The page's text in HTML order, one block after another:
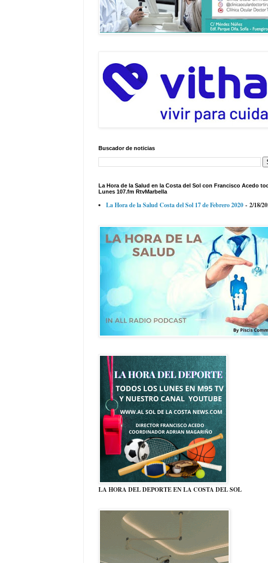
Buscador de noticias
La Hora de la Salud en la Costa del Sol con Francisco Acedo
Lunes 107.fm RtvMarbella
La Hora de la Salud Costa del Sol 17 de Febrero 2020 - 2/18/
LA HORA DEL DEPORTE EN LA COSTA DEL SOL